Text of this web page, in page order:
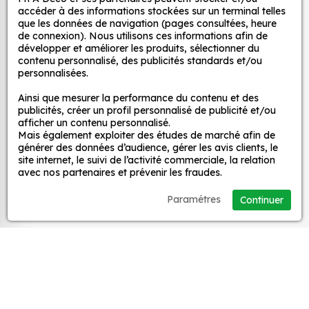
et ce, à moindre coût et sans effort.
Quels sont les avantages de nos stickers
décoration ?
Une grande variété de motifs et de couleurs :
disponibles dans une large gamme de motifs et
de couleurs, ce qui vous permet de trouver le
sticker parfait pour votre décoration.
Une installation facile : nos stickers sont faciles
à installer, même pour les débutants. Il suffit de
la surface souhaitée. Vous pouvez vous aider
d’une raclette si besoin.
décoratifs
MPA Déco
Nos services
Nos sites
Mon Compte
accéder à des informations stockées sur un terminal telles
que les données de navigation (pages consultées, heure
de connexion). Nous utilisons ces informations afin de
développer et améliorer les produits, sélectionner du
contenu personnalisé, des publicités standards et/ou
personnalisées.
Ainsi que mesurer la performance du contenu et des
publicités, créer un profil personnalisé de publicité et/ou
afficher un contenu personnalisé.
Mais également exploiter des études de marché afin de
générer des données d’audience, gérer les avis clients, le
site internet, le suivi de l’activité commerciale, la relation
avec nos partenaires et prévenir les fraudes.
Continuer
Paramétres